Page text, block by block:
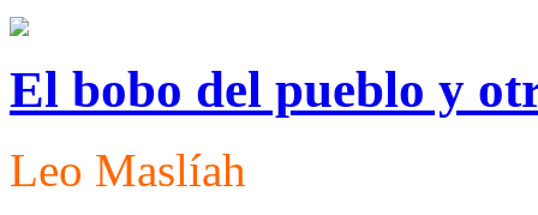
El bobo del pueblo y
Leo Maslíah